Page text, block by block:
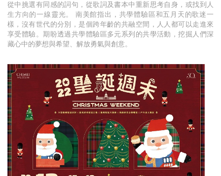
從中挑選有同感的詞句，從歌詞及書本中重新思考自身，或找到人
生方向的一線靈光。 南美館指出，共學體驗區和五月天的歌迷一
樣，沒有世代的分別，是個跨年齡的共融空間，人人都可以走進來
享受體驗。期盼透過共學體驗區多元系列的共學活動，挖掘人們深
藏心中的夢想與希望、解放勇氣與創意。